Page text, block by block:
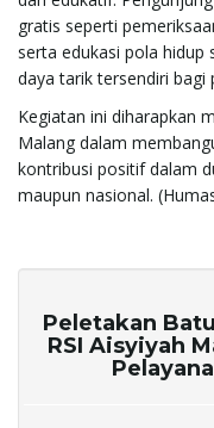
gratis seperti
serta edukasi pola hidup
daya tarik tersendiri bagi
Kegiatan ini diharapkan
Malang dalam
kontribusi positif dalam
maupun nasional.
Peletakan
RSI Aisyiyah